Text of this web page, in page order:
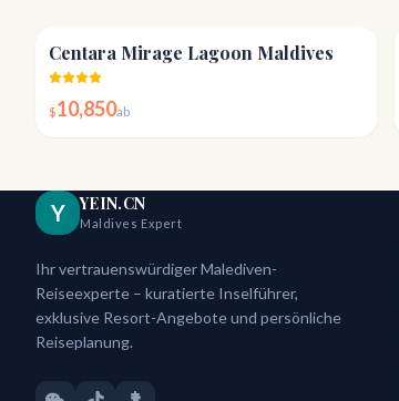
Centara Mirage Lagoon Maldives
$10,850ab
Y YEIN.CN
Maldives Expert
Ihr vertrauenswürdiger Malediven-
Reiseexperte – kuratierte Inselführer,
exklusive Resort-Angebote und persönliche
Reiseplanung.